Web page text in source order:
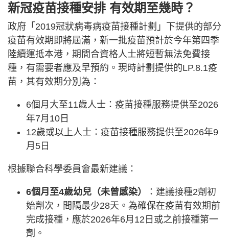
新冠疫苗接種安排 有效期至幾時？
政府「2019冠狀病毒病疫苗接種計劃」下提供的部分
疫苗有效期即將屆滿，新一批疫苗預計於今年第四季
陸續運抵本港，期間合資格人士將短暫無法免費接
種，有需要者應及早預約。現時計劃提供的LP.8.1疫
苗，其有效期分別為：
6個月大至11歲人士：疫苗接種服務提供至2026
年7月10日
12歲或以上人士：疫苗接種服務提供至2026年9
月5日
根據聯合科學委員會最新建議：
6個月至4歲幼兒（未曾感染）
：建議接種2劑初
始劑次，間隔最少28天。為確保在疫苗有效期前
完成接種，應於2026年6月12日或之前接種第一
劑。